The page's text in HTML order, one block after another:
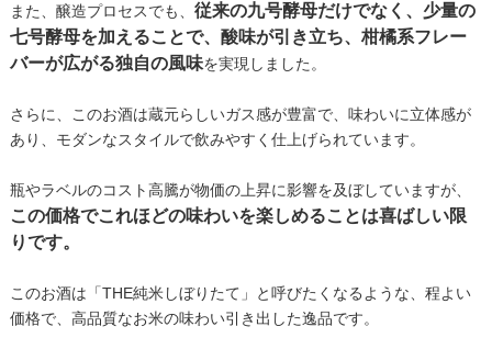
また、醸造プロセスでも、 従来の九号酵母だけでなく、少量の
七号酵母を加えることで、酸味が引き立ち、柑橘系フレー
バーが広がる独自の風味を実現しました。
さらに、このお酒は蔵元らしいガス感が豊富で、味わいに立体感が
あり、モダンなスタイルで飲みやすく仕上げられています。
瓶やラベルのコスト高騰が物価の上昇に影響を及ぼしていますが、
この価格でこれほどの味わいを楽しめることは喜ばしい限
りです。
このお酒は「THE純米しぼりたて」と呼びたくなるような、程よい
価格で、高品質なお米の味わい引き出した逸品です。